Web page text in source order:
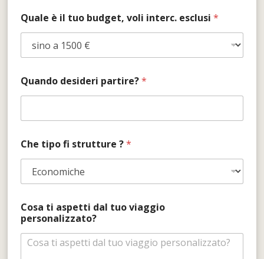
Quale è il tuo budget, voli interc. esclusi*
Quando desideri partire?*
Che tipo fi strutture ?*
Cosa ti aspetti dal tuo viaggio
personalizzato?